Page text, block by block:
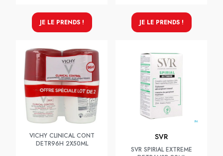
JE LE PRENDS ! JE LE PRENDS !
VICHY CLINICAL CONT
DETR96H 2X50ML
SVR
SVR SPIRIAL EXTREME